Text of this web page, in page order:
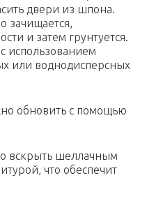
двери из шпона.
зачищается,
и затем грунтуется.
использованием
или воднодисперсных
обновить с помощью
вскрыть шеллачным
что обеспечит